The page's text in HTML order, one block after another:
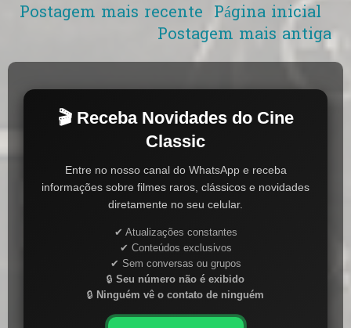
Postagem mais recente
Postagem mais antiga
Página inicial
🎬 Receba Novidades do Cine
Classic
Entre no nosso canal do WhatsApp e receba
informações sobre filmes raros, clássicos e novidades
diretamente no seu celular.
✔ Atualizações constantes
✔ Conteúdos exclusivos
✔ Sem conversas ou grupos
🔒 Seu número não é exibido
🔒 Ninguém vê o contato de ninguém